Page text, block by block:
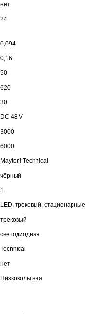
нет
24
0,094
0,16
50
620
30
DC 48 V
3000
6000
Maytoni Technical
чёрный
1
LED, трековый, стационарные
трековый
светодиодная
Technical
нет
Низковольтная